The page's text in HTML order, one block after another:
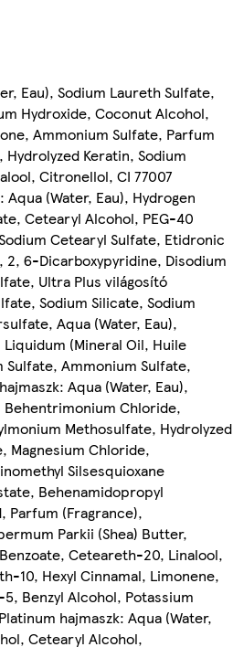
Eau), Sodium Laureth Sulfate,
Hydroxide, Coconut Alcohol,
Ammonium Sulfate, Parfum
Keratin, Sodium
Citronellol, CI 77007
(Water, Eau), Hydrogen
Cetearyl Alcohol, PEG-40
Cetearyl Sulfate, Etidronic
2, 6-Dicarboxypyridine, Disodium
Ultra Plus világosító
Sodium Silicate, Sodium
Aqua (Water, Eau),
Liquidum (Mineral Oil, Huile
Sulfate, Ammonium Sulfate,
Aqua (Water, Eau),
Chloride,
Methosulfate, Hydrolyzed
Magnesium Chloride,
Silsesquioxane
Behenamidopropyl
Parfum (Fragrance),
Parkii (Shea) Butter,
Ceteareth-20, Linalool,
10, Hexyl Cinnamal, Limonene,
Benzyl Alcohol, Potassium
hajmaszk: Aqua (Water,
Cetearyl Alcohol,